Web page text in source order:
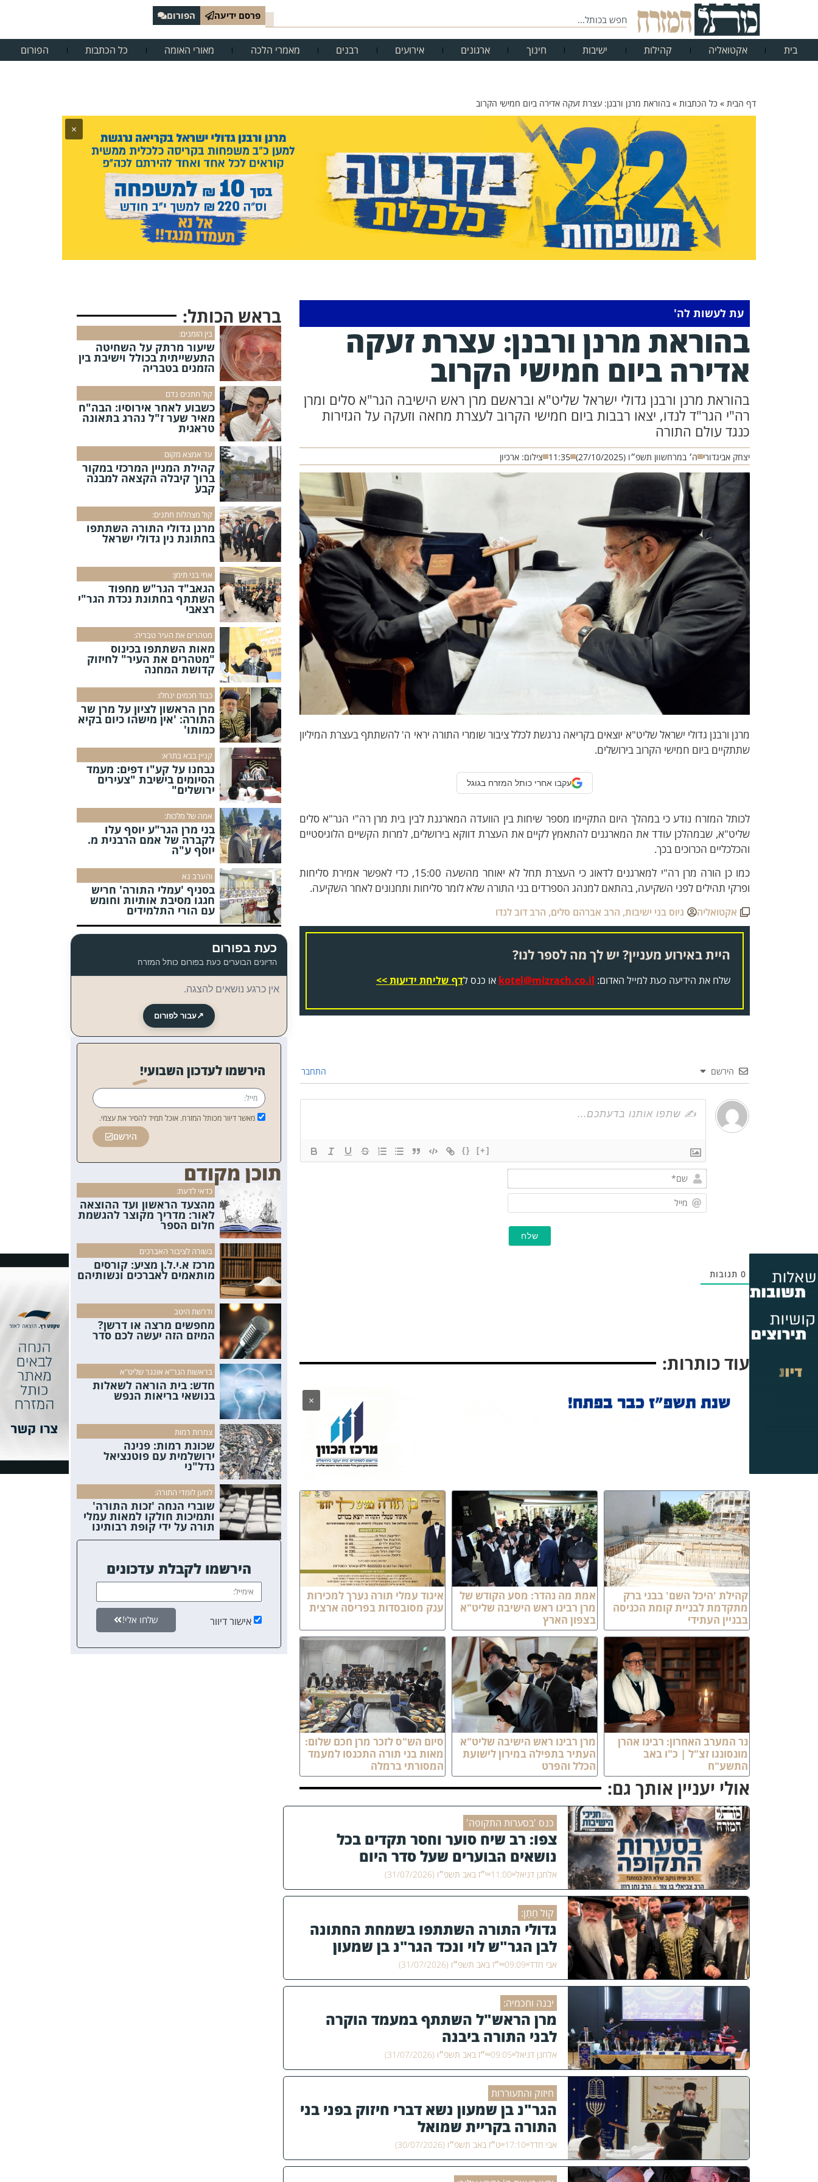
פרסם ידיעה הפורום
בית אקטואליה קהילות ישיבות חינוך ארגונים אירועים רבנים מאמרי הלכה מאורי האומה כל הכתבות הפורום
דף הבית » כל הכתבות » בהוראת מרנן ורבנן: עצרת זעקה אדירה ביום חמישי הקרוב
×
עת לעשות לה'
בהוראת מרנן ורבנן: עצרת זעקה
אדירה ביום חמישי הקרוב
בהוראת מרנן ורבנן גדולי ישראל שליט"א ובראשם מרן ראש הישיבה הגר"א סלים ומרן
רה"י הגר"ד לנדו, יצאו רבבות ביום חמישי הקרוב לעצרת מחאה וזעקה על הגזירות
כנגד עולם התורה
יצחק אביגדורי ה׳ במרחשוון תשפ״ו (27/10/2025) 11:35 צילום: ארכיון
מרנן ורבנן גדולי ישראל שליט"א יוצאים בקריאה נרגשת לכלל ציבור שומרי התורה יראי ה' להשתתף בעצרת המיליון
שתתקיים ביום חמישי הקרוב בירושלים.
עקבו אחרי כותל המזרח בגוגל
לכותל המזרח נודע כי במהלך היום התקיימו מספר שיחות בין הוועדה המארגנת לבין בית מרן רה"י הגר"א סלים
שליט"א, שבמהלכן עודד את המארגנים להתאמץ לקיים את העצרת דווקא בירושלים, למרות הקשיים הלוגיסטיים
והכלכליים הכרוכים בכך.
כמו כן הורה מרן רה"י למארגנים לדאוג כי העצרת תחל לא יאוחר מהשעה 15:00, כדי לאפשר אמירת סליחות
ופרקי תהילים לפני השקיעה, בהתאם למנהג הספרדים בני התורה שלא לומר סליחות ותחנונים לאחר השקיעה.
אקטואליה גיוס בני ישיבות, הרב אברהם סלים, הרב דוב לנדו
היית באירוע מעניין? יש לך מה לספר לנו?
שלח את הידיעה כעת למייל האדום: kotel@mizrach.co.il או כנס לדף שליחת ידיעות >>
הירשם התחבר
{} [+]
0 תגובות
עוד כותרות:
×
קהילת 'היכל השם' בבני ברק
מתקדמת לבניית קומת הכניסה
בבניין העתידי
אמת מה נהדר: מסע הקודש של
מרן רבינו ראש הישיבה שליט"א
בצפון הארץ
איגוד עמלי תורה נערך למכירות
ענק מסובסדות בפריסה ארצית
נר המערב האחרון: רבינו אהרן
מונסונגו זצ"ל | כ"ו באב
התשע"ח
מרן רבינו ראש הישיבה שליט"א
העתיר בתפילה במירון לישועת
הכלל והפרט
סיום הש"ס לזכר מרן חכם שלום:
מאות בני תורה התכנסו למעמד
המסורתי ברמלה
אולי יעניין אותך גם:
כנס 'בסערות התקופה'
צפו: רב שיח סוער וחסר תקדים בכל
נושאים הבוערים שעל סדר היום
אלחנן דניאל 11:00 י״ז באב תשפ״ו (31/07/2026)
קוֹל חָתָן:
גדולי התורה השתתפו בשמחת החתונה
לבן הגר"ש לוי ונכד הגר"נ בן שמעון
אבי חדד 09:09 י״ז באב תשפ״ו (31/07/2026)
יבנה וחכמיה:
מרן הראש"ל השתתף במעמד הוקרה
לבני התורה ביבנה
אלחנן דניאל 09:05 י״ז באב תשפ״ו (31/07/2026)
חיזוק והתעוררות
הגר"נ בן שמעון נשא דברי חיזוק בפני בני
התורה בקריית שמואל
אבי חדד 17:10 ט״ז באב תשפ״ו (30/07/2026)
בראש הכותל:
בין הזמנים:
שיעור מרתק על השחיטה
התעשייתית בכולל וישיבת בין
הזמנים בטבריה
קול חתנים נדם
כשבוע לאחר אירוסיו: הבה"ח
מאיר שער ז"ל נהרג בתאונה
טראגית
עד אמצא מקום
קהילת המניין המרכזי במקור
ברוך קיבלה הקצאה למבנה
קבע
קול מצהלות חתנים:
מרנן גדולי התורה השתתפו
בחתונת נין גדולי ישראל
אחי בני תימן:
הגאב"ד הגר"ש מחפוד
השתתף בחתונת נכדת הגר"י
רצאבי
מטהרים את העיר טבריה:
מאות השתתפו בכינוס
"מטהרים את העיר" לחיזוק
קדושת המחנה
כבוד חכמים ינחלו:
מרן הראשון לציון על מרן שר
התורה: 'אין מישהו כיום בקיא
כמותו'
קניין בבא בתרא:
נבחנו על קע"ו דפים: מעמד
הסיומים בישיבת "צעירים
ירושלים"
אמה של מלכות:
בני מרן הגר"ע יוסף עלו
לקברה של אמם הרבנית מ.
יוסף ע"ה
והערב נא
בסניף 'עמלי התורה' חריש
חגגו מסיבת אותיות וחומש
עם הורי התלמידים
כעת בפורום
הדיונים הבוערים כעת בפורום כותל המזרח
אין כרגע נושאים להצגה.
↗עבור לפורום
הירשמו לעדכון השבועי!
מאשר דיוור מכותל המזרח. אוכל תמיד להסיר את עצמי.
הירשם
תוכן מקודם
כדאי לדעת:
מהצעד הראשון ועד ההוצאה
לאור: מדריך מקוצר להגשמת
חלום הספר
בשורה לציבור האברכים
מרכז א.י.ל.ן מציע: קורסים
מותאמים לאברכים ונשותיהם
ודרשת היטב
מחפשים מרצה או דרשן?
המיזם הזה יעשה לכם סדר
בראשות הגר"א אונגר שליט"א
חדש: בית הוראה לשאלות
בנושאי בריאות הנפש
צמרות רמות
שכונת רמות: פנינה
ירושלמית עם פוטנציאל
נדל"ני
למען לומדי התורה:
שוברי הנחה 'זכות התורה'
ותמיכות חולקו למאות עמלי
תורה על ידי קופת רבותינו
הירשמו לקבלת עדכונים
אישור דיוור שלחו אלי!